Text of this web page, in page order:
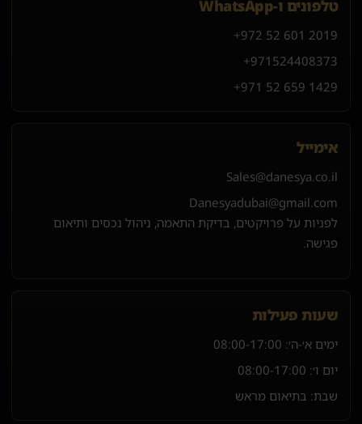
טלפונים ו-WhatsApp
+972 52 601 2019
+971 524408373
+971 52 659 1429
אימייל
Sales@danesya.co.il
Danesyadubai@gmail.com
לפניות על פרויקטים, בדיקת התאמה, ניהול נכסים ותיאום
פגישה.
שעות פעילות
ימים א׳-ה׳: 08:00-17:00
יום ו׳: 08:00-17:00
שבת: בתיאום מראש